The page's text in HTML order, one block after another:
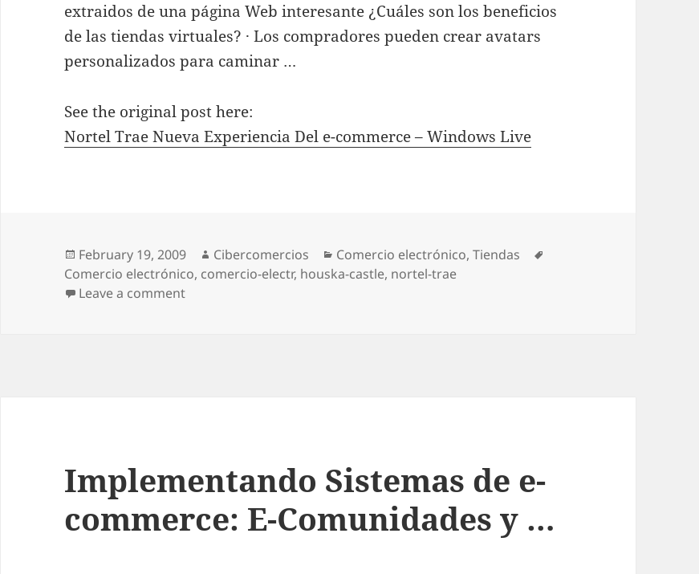
extraidos de una página Web interesante ¿Cuáles son los beneficios
de las tiendas virtuales? · Los compradores pueden crear avatars
personalizados para caminar …
See the original post here:
Nortel Trae Nueva Experiencia Del e-commerce – Windows Live
Posted
on
February 19, 2009 Author
Cibercomercios Categories
Comercio electrónico,Tiendas
Comercio electrónico, comercio-electr, houska-castle, nortel-trae
Leave a comment
Implementando Sistemas de e-
commerce: E-Comunidades y …